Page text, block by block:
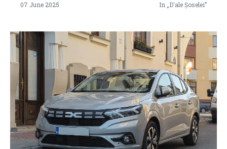
07 June 2025 In „D'ale Șoselei”